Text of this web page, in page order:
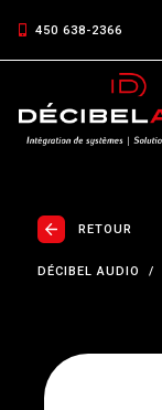
450 638-2366
RETOUR
DÉCIBEL AUDIO